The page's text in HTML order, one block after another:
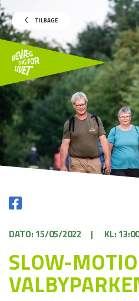
TILBAGE
DATO: 15/05/2022 | KL: 13:00
SLOW-